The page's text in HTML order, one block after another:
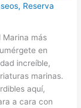
, Reserva
Marina más
en
increíble,
marinas.
aquí,
a cara con